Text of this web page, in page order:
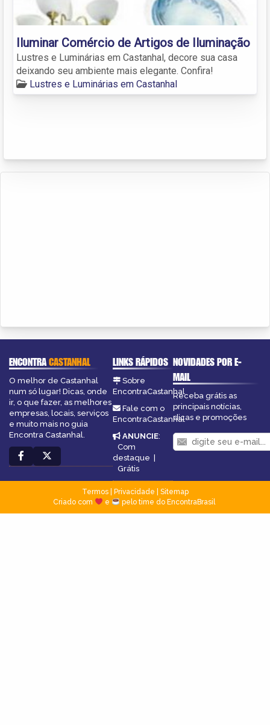
Iluminar Comércio de Artigos de Iluminação
Lustres e Luminárias em Castanhal, decore sua casa
deixando seu ambiente mais elegante. Confira!
Lustres e Luminárias em Castanhal
ENCONTRACASTANHAL
O melhor de Castanhal
num só lugar! Dicas, onde
ir, o que fazer, as melhores
empresas, locais, serviços
e muito mais no guia
Encontra Castanhal.
LINKS RÁPIDOS
Sobre
EncontraCastanhal
Fale com o
EncontraCastanhal
ANUNCIE:
Com
destaque |
Grátis
NOVIDADES POR E-
MAIL
Receba grátis as
principais notícias,
dicas e promoções
Termos| Privacidade
Sitemap
Criado com
e pelo time do EncontraBrasil